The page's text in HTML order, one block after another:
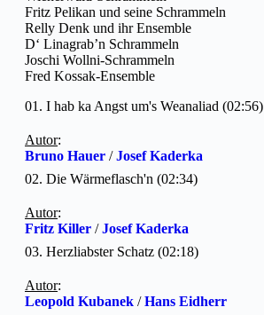
Fritz Pelikan und seine Schrammeln
Relly Denk und ihr Ensemble
D‘ Linagrab’n Schrammeln
Joschi Wollni-Schrammeln
Fred Kossak-Ensemble
01. I hab ka Angst um's Weanaliad (02:56)
Autor:
Bruno Hauer /Josef Kaderka
02. Die Wärmeflasch'n (02:34)
Autor:
Fritz Killer /Josef Kaderka
03. Herzliabster Schatz (02:18)
Autor:
Leopold Kubanek /Hans Eidherr